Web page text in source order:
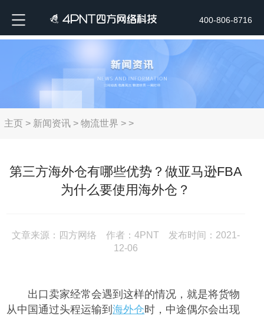
400-806-8716
主页> 新闻资讯> 物流世界 > >
第三方海外仓有哪些优势？做亚马逊FBA
为什么要使用海外仓？
文章来源：四方网络 作者：4PNT 发布时间：2021-
12-06
出口卖家经常会遇到这样的情况，就是将货物
从中国通过头程运输到海外仓时，中途偶尔会出现